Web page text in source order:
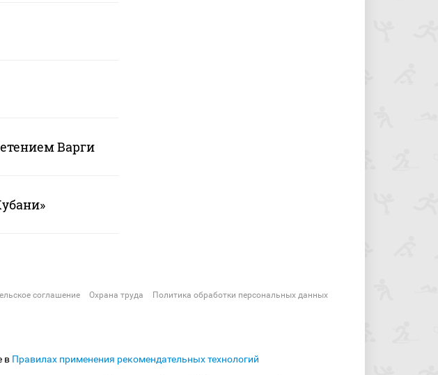
Варги
соглашение Охрана труда Политика обработки персональных данных
в Правилах применения рекомендательных технологий